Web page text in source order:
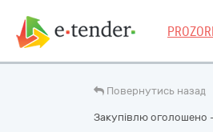
Повернутись назад
Закупівлю оголошено